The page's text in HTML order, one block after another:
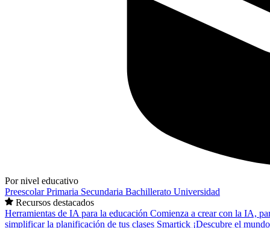
Por nivel educativo
PreescolarPrimaria Secundaria Bachillerato Universidad
Recursos destacados
Herramientas de IA para la educación Comienza a crear con la IA,
simplificar la planificación de tus clases Smartick ¡Descubre el